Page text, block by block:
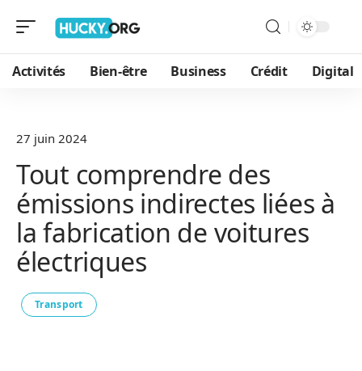
Activités Bien-être Business Crédit Digital
27 juin 2024
Tout comprendre des
émissions indirectes liées à
la fabrication de voitures
électriques
Transport